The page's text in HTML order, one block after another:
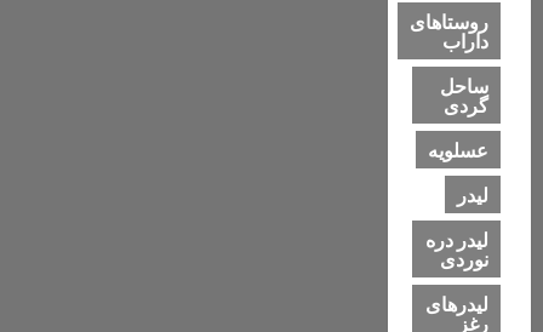
روستاهای
داراب
ساحل
گردی
عسلویه
لیدر
لیدر دره
نوردی
لیدرهای
رغز